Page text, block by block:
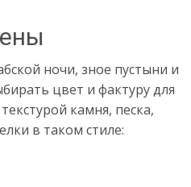
ночи, зное пустыни и
цвет и фактуру для
камня, песка,
в таком стиле: